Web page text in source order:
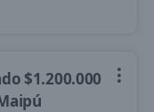
$1.200.000